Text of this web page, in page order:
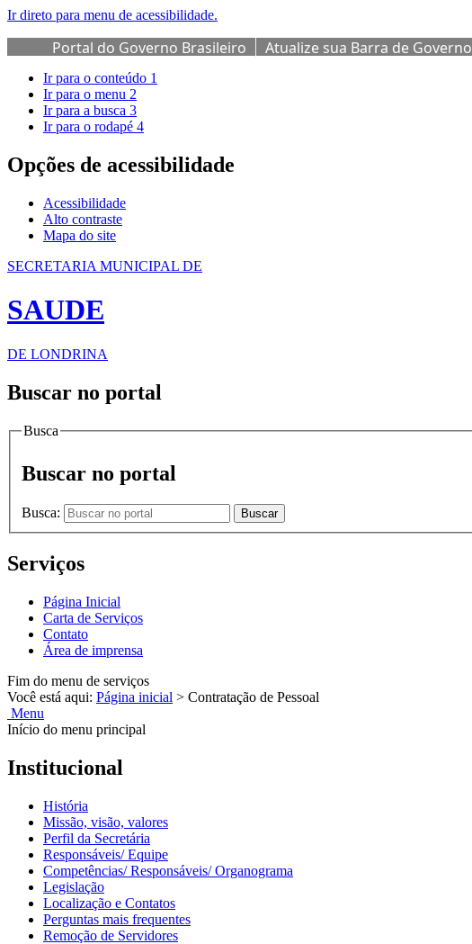
Ir direto para menu de acessibilidade.
Portal do Governo Brasileiro Atualize sua Barra de Governo
Ir para o conteúdo 1
Ir para o menu 2
Ir para a busca 3
Ir para o rodapé 4
Opções de acessibilidade
Acessibilidade
Alto contraste
Mapa do site
SECRETARIA MUNICIPAL DE
SAUDE
DE LONDRINA
Buscar no portal
Busca
Buscar no portal
Busca: Buscar
Serviços
Página Inicial
Carta de Serviços
Contato
Área de imprensa
Fim do menu de serviços
Você está aqui: Página inicial > Contratação de Pessoal
Menu
Início do menu principal
Institucional
História
Missão, visão, valores
Perfil da Secretária
Responsáveis/ Equipe
Competências/ Responsáveis/ Organograma
Legislação
Localização e Contatos
Perguntas mais frequentes
Remoção de Servidores